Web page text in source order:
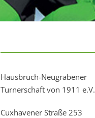
Hausbruch-Neugrabener
Turnerschaft von 1911 e.V.
Cuxhavener Straße 253